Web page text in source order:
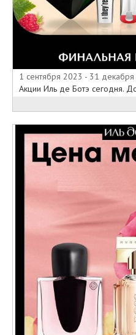
1 сентября 2023 - 31
Акции Иль де Ботэ сегодня.